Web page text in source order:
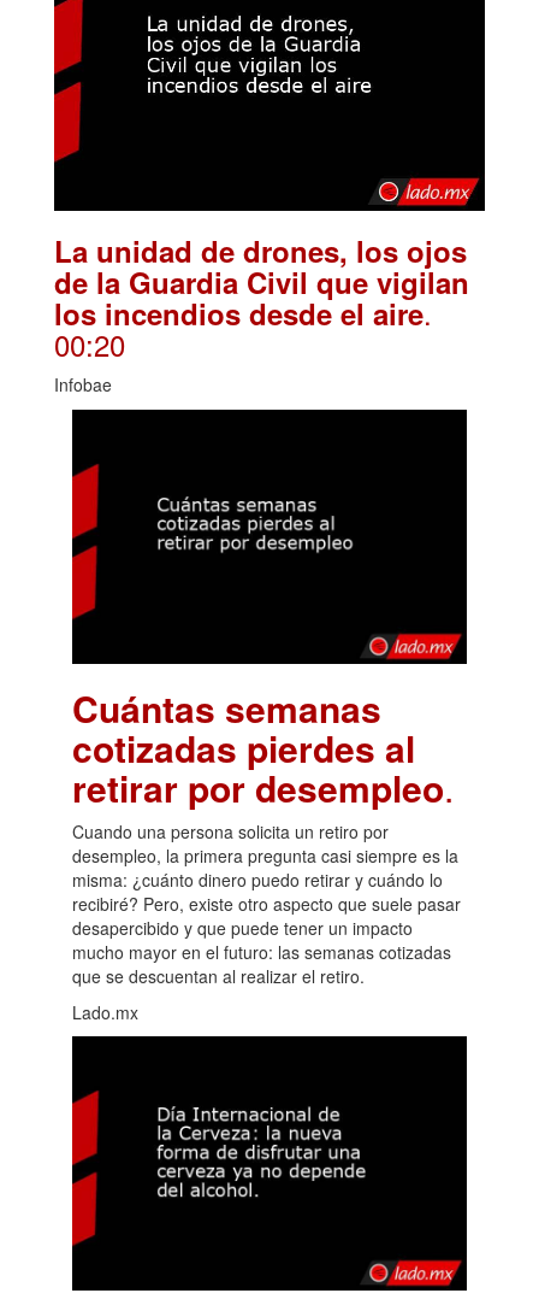
La unidad de drones, los ojos
de la Guardia Civil que vigilan
los incendios desde el aire.
00:20
Infobae
Cuántas semanas
cotizadas pierdes al
retirar por desempleo.
Cuando una persona solicita un retiro por
desempleo, la primera pregunta casi siempre es la
misma: ¿cuánto dinero puedo retirar y cuándo lo
recibiré? Pero, existe otro aspecto que suele pasar
desapercibido y que puede tener un impacto
mucho mayor en el futuro: las semanas cotizadas
que se descuentan al realizar el retiro.
Lado.mx